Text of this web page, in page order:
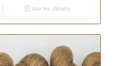
Voir les détails